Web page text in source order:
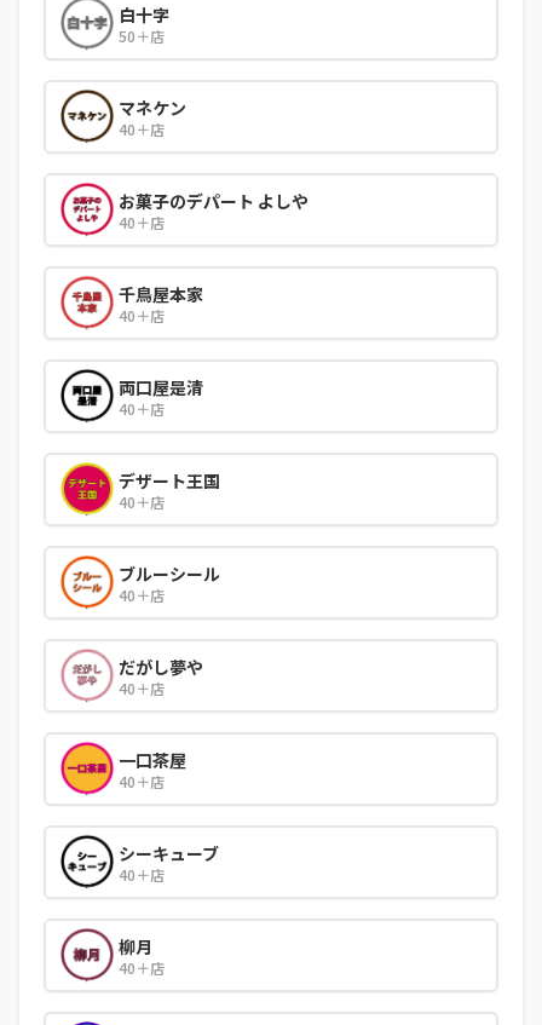
白十字
50＋店
マネケン
40＋店
お菓子のデパート よしや
40＋店
千鳥屋本家
40＋店
両口屋是清
40＋店
デザート王国
40＋店
ブルーシール
40＋店
だがし夢や
40＋店
一口茶屋
40＋店
シーキューブ
40＋店
柳月
40＋店